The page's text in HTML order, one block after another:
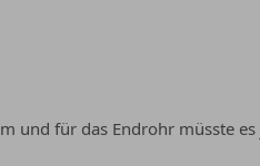
und für das Endrohr müsste